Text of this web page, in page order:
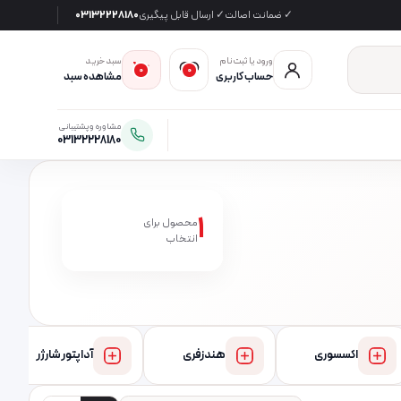
✓ ضمانت اصالت✓ ارسال قابل پیگیری03132228180
ورود یا ثبت‌نام
حساب کاربری 0
0
سبد خرید
مشاهده سبد
مشاوره و پشتیبانی
03132228180
1محصول برای
انتخاب
اکسسوری هندزفری آداپتور شارژر